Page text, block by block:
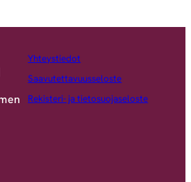
Yhteystiedot
Saavutettavuusseloste
Rekisteri- ja tietosuojaseloste